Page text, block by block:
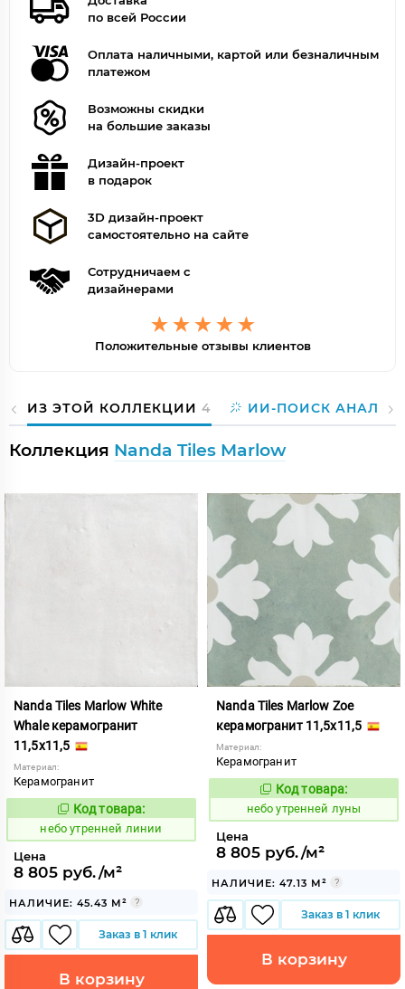
по всей России
Оплата наличными, картой или безналичным
платежом
Возможны скидки
на большие заказы
Дизайн-проект
в подарок
3D дизайн-проект
самостоятельно на сайте
Сотрудничаем с
дизайнерами
Положительные отзывы клиентов
ИЗ ЭТОЙ КОЛЛЕКЦИИ 4 ИИ-ПОИСК
Коллекция Nanda Tiles Marlow
Nanda Tiles Marlow White
Whale керамогранит
11,5x11,5
Материал:
Керамогранит
1123044
Код товара:
небо утренней линии
Цена
8 805 руб./м²
НАЛИЧИЕ: 45.43 М²
Заказ в 1 клик
В корзину
Nanda Tiles Marlow Zoe
керамогранит 11,5x11,5
Материал:
Керамогранит
1123045
Код товара:
небо утренней луны
Цена
8 805 руб./м²
НАЛИЧИЕ: 47.13 М²
Заказ в 1 клик
В корзину